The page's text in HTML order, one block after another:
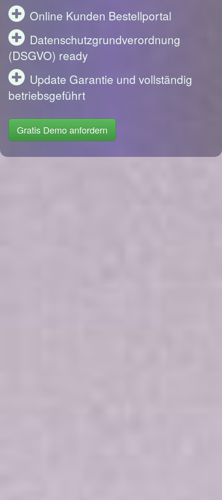
Online Kunden Bestellportal
Datenschutzgrundverordnung
(DSGVO) ready
Update Garantie und vollständig
betriebsgeführt
Gratis Demo anfordern